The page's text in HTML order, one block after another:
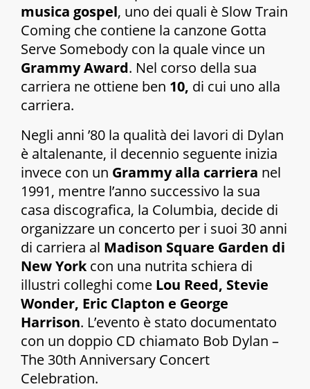
musica gospel, uno dei quali è Slow Train
Coming che contiene la canzone Gotta
Serve Somebody con la quale vince un
Grammy Award. Nel corso della sua
carriera ne ottiene ben 10, di cui uno alla
carriera.
Negli anni ’80 la qualità dei lavori di Dylan
è altalenante, il decennio seguente inizia
invece con un Grammy alla carriera nel
1991, mentre l’anno successivo la sua
casa discografica, la Columbia, decide di
organizzare un concerto per i suoi 30 anni
di carriera al Madison Square Garden di
New Yorkcon una nutrita schiera di
illustri colleghi come Lou Reed, Stevie
Wonder, Eric Clapton e George
Harrison. L’evento è stato documentato
con un doppio CD chiamato Bob Dylan –
The 30th Anniversary Concert
Celebration.